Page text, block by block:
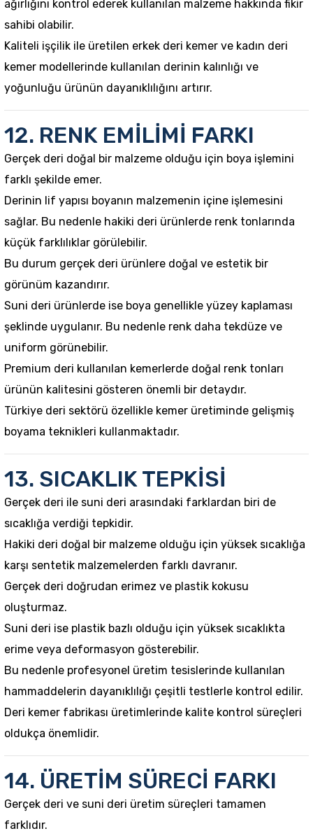
ağırlığını kontrol ederek kullanılan malzeme hakkında fikir
sahibi olabilir.
Kaliteli işçilik ile üretilen erkek deri kemer ve kadın deri
kemer modellerinde kullanılan derinin kalınlığı ve
yoğunluğu ürünün dayanıklılığını artırır.
12. RENK EMİLİMİ FARKI
Gerçek deri doğal bir malzeme olduğu için boya işlemini
farklı şekilde emer.
Derinin lif yapısı boyanın malzemenin içine işlemesini
sağlar. Bu nedenle hakiki deri ürünlerde renk tonlarında
küçük farklılıklar görülebilir.
Bu durum gerçek deri ürünlere doğal ve estetik bir
görünüm kazandırır.
Suni deri ürünlerde ise boya genellikle yüzey kaplaması
şeklinde uygulanır. Bu nedenle renk daha tekdüze ve
uniform görünebilir.
Premium deri kullanılan kemerlerde doğal renk tonları
ürünün kalitesini gösteren önemli bir detaydır.
Türkiye deri sektörü özellikle kemer üretiminde gelişmiş
boyama teknikleri kullanmaktadır.
13. SICAKLIK TEPKİSİ
Gerçek deri ile suni deri arasındaki farklardan biri de
sıcaklığa verdiği tepkidir.
Hakiki deri doğal bir malzeme olduğu için yüksek sıcaklığa
karşı sentetik malzemelerden farklı davranır.
Gerçek deri doğrudan erimez ve plastik kokusu
oluşturmaz.
Suni deri ise plastik bazlı olduğu için yüksek sıcaklıkta
erime veya deformasyon gösterebilir.
Bu nedenle profesyonel üretim tesislerinde kullanılan
hammaddelerin dayanıklılığı çeşitli testlerle kontrol edilir.
Deri kemer fabrikası üretimlerinde kalite kontrol süreçleri
oldukça önemlidir.
14. ÜRETİM SÜRECİ FARKI
Gerçek deri ve suni deri üretim süreçleri tamamen
farklıdır.